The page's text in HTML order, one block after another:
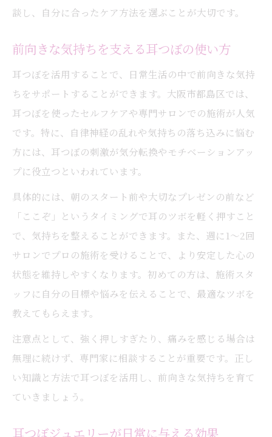
談し、自分に合ったケア方法を選ぶことが大切です。
前向きな気持ちを支える耳つぼの使い方
耳つぼを活用することで、日常生活の中で前向きな気持
ちをサポートすることができます。大阪市都島区では、
耳つぼを使ったセルフケアや専門サロンでの施術が人気
です。特に、自律神経の乱れや気持ちの落ち込みに悩む
方には、耳つぼの刺激が気分転換やモチベーションアッ
プに役立つといわれています。
具体的には、朝のスタート前や大切なプレゼンの前など
「ここぞ」というタイミングで耳のツボを軽く押すこと
で、気持ちを整えることができます。また、週に1～2回
サロンでプロの施術を受けることで、より安定した心の
状態を維持しやすくなります。初めての方は、施術スタ
ッフに自分の目標や悩みを伝えることで、最適なツボを
教えてもらえます。
注意点として、強く押しすぎたり、痛みを感じる場合は
無理に続けず、専門家に相談することが重要です。正し
い知識と方法で耳つぼを活用し、前向きな気持ちを育て
ていきましょう。
耳つぼジュエリーが日常に与える効果